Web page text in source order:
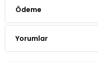
Ödeme
Yorumlar